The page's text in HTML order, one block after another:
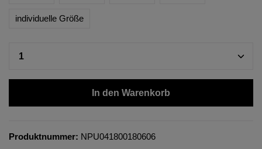
individuelle Größe
In den Warenkorb
Produktnummer: NPU041800180606